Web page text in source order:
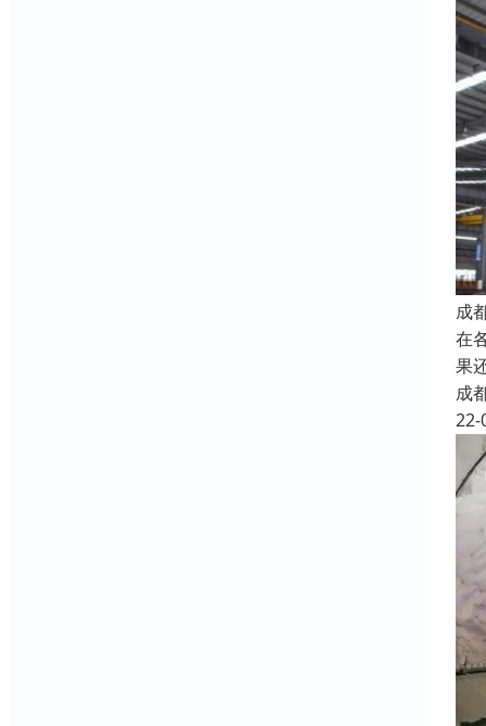
成
在
果
成
22-